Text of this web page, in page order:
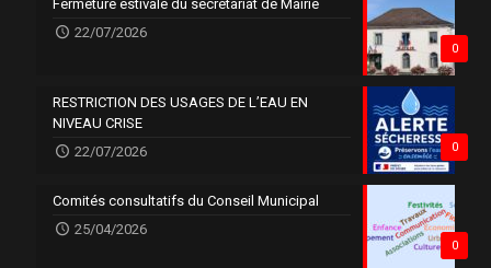
0
Fermeture estivale du secrétariat de Mairie
22/07/2026
0
RESTRICTION DES USAGES DE L’EAU EN
NIVEAU CRISE
22/07/2026
0
Comités consultatifs du Conseil Municipal
25/04/2026